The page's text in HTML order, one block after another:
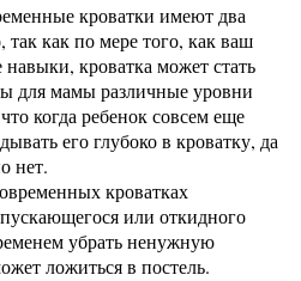
кроватки имеют два
как по мере того, как ваш
кроватка может стать
для мамы различные уровни
когда ребенок совсем еще
его глубоко в кроватку, да
нет.
кроватках
или откидного
убрать ненужную
ложиться в постель.